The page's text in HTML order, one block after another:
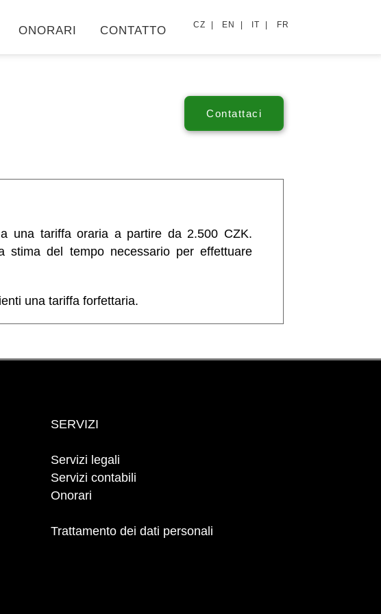
FR
IT |
EN |
CZ |
CONTATTO
ONORARI
una tariffa oraria a partire da 2.500 CZK.
stima del tempo necessario per effettuare
una tariffa forfettaria.
SERVIZI
Servizi legali
Servizi contabili
Onorari
Trattamento dei dati personali